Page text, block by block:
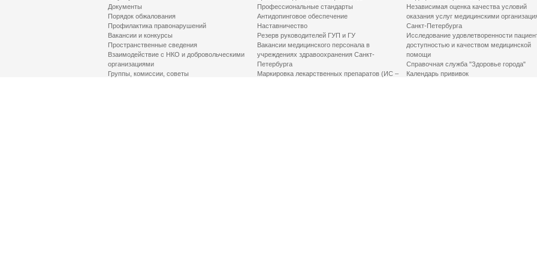
Документы
Порядок обжалования
Профилактика правонарушений
Вакансии и конкурсы
Пространственные сведения
Взаимодействие с НКО и добровольческими
организациями
Группы, комиссии, советы
Профессиональные стандарты
Антидопинговое обеспечение
Наставничество
Резерв руководителей ГУП и ГУ
Вакансии медицинского персонала в
учреждениях здравоохранения Санкт-
Петербурга
Маркировка лекарственных препаратов (ИС –
Независимая оценка качества условий
оказания услуг медицинскими
Санкт-Петербурга
Исследование удовлетворенности
доступностью и качеством медицинской
помощи
Справочная служба "Здоровье города"
Календарь прививок